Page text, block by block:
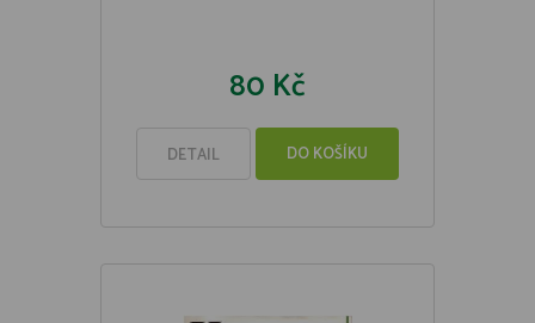
80 Kč
DETAIL DO KOŠÍKU